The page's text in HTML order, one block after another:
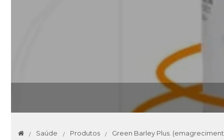
Saúde Produtos Green Barley Plus.